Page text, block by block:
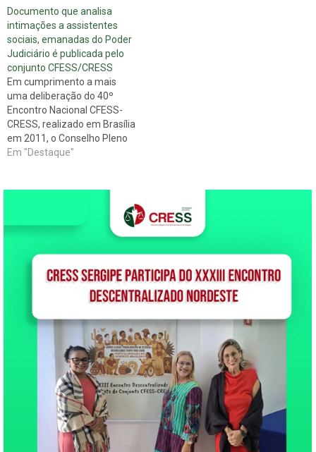
Documento que analisa
intimações a assistentes
sociais, emanadas do Poder
Judiciário é publicada pelo
conjunto CFESS/CRESS
Em cumprimento a mais
uma deliberação do 40º
Encontro Nacional CFESS-
CRESS, realizado em Brasília
em 2011, o Conselho Pleno
do CFESS aprovou o Parecer
deliberação 4 do Eixo
Fiscalização Profissional. O
trata…
Em "Destaque"